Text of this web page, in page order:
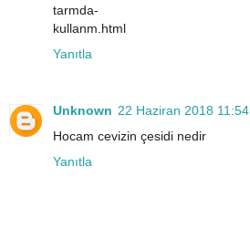
tarmda-
kullanm.html
Yanıtla
Unknown 22 Haziran 2018 11:54
Hocam cevizin çesidi nedir
Yanıtla